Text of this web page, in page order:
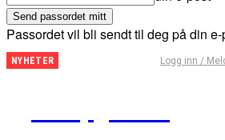
Passordet vil bli sendt til deg på din
NYHETER
– Tips
Logg inn /